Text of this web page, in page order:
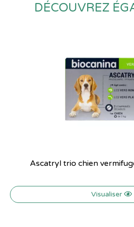
DÉCOUVREZ
Ascatryl trio chien
Visualiser